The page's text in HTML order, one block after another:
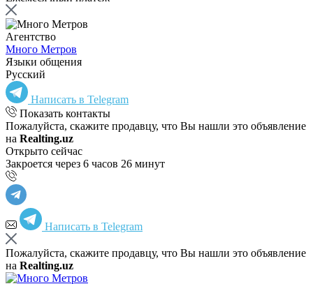
Агентство
Много Метров
Языки общения
Русский
Написать в Telegram
Показать контакты
Пожалуйста, скажите продавцу, что Вы нашли это объявление
на Realting.uz
Открыто сейчас
Закроется через 6 часов 26 минут
Написать в Telegram
Пожалуйста, скажите продавцу, что Вы нашли это объявление
на Realting.uz